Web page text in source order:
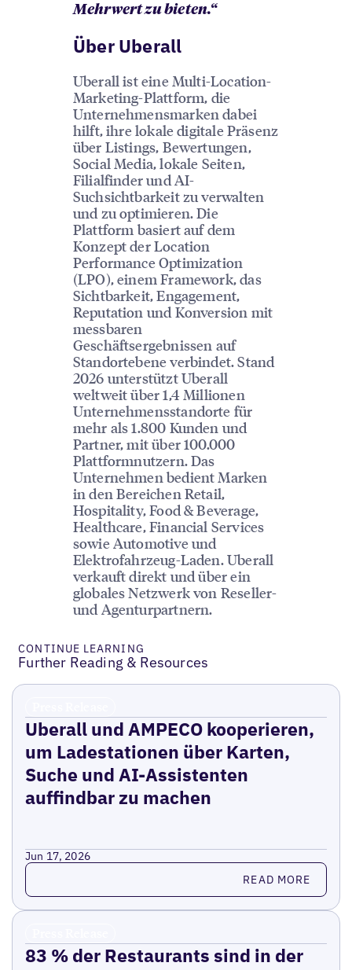
Mehrwert zu bieten.“
Über Uberall
Uberall ist eine Multi-Location-
Marketing-Plattform, die
Unternehmensmarken dabei
hilft, ihre lokale digitale Präsenz
über Listings, Bewertungen,
Social Media, lokale Seiten,
Filialfinder und AI-
Suchsichtbarkeit zu verwalten
und zu optimieren. Die
Plattform basiert auf dem
Konzept der Location
Performance Optimization
(LPO), einem Framework, das
Sichtbarkeit, Engagement,
Reputation und Konversion mit
messbaren
Geschäftsergebnissen auf
Standortebene verbindet. Stand
2026 unterstützt Uberall
weltweit über 1,4 Millionen
Unternehmensstandorte für
mehr als 1.800 Kunden und
Partner, mit über 100.000
Plattformnutzern. Das
Unternehmen bedient Marken
in den Bereichen Retail,
Hospitality, Food & Beverage,
Healthcare, Financial Services
sowie Automotive und
Elektrofahrzeug-Laden. Uberall
verkauft direkt und über ein
globales Netzwerk von Reseller-
und Agenturpartnern.
CONTINUE LEARNING
Further Reading & Resources
Uberall und AMPECO kooperieren,
um Ladestationen über Karten,
Suche und AI-Assistenten
auffindbar zu machen
Jun 17, 2026
Read more READ MORE
83 % der Restaurants sind in der